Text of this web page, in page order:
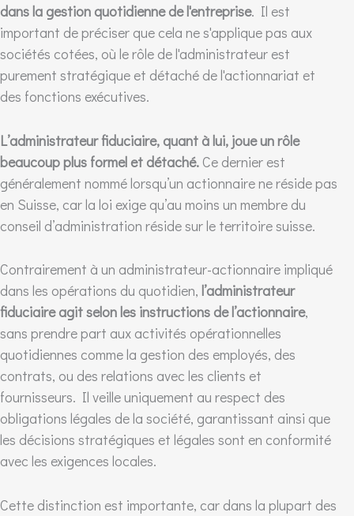
dans la gestion quotidienne de l'entreprise. Il est
important de préciser que cela ne s'applique pas aux
sociétés cotées, où le rôle de l'administrateur est
purement stratégique et détaché de l'actionnariat et
des fonctions exécutives.
L’administrateur fiduciaire, quant à lui, joue un rôle
beaucoup plus formel et détaché. Ce dernier est
généralement nommé lorsqu’un actionnaire ne réside pas
en Suisse, car la loi exige qu’au moins un membre du
conseil d’administration réside sur le territoire suisse.
Contrairement à un administrateur-actionnaire impliqué
dans les opérations du quotidien, l’administrateur
fiduciaire agit selon les instructions de l’actionnaire,
sans prendre part aux activités opérationnelles
quotidiennes comme la gestion des employés, des
contrats, ou des relations avec les clients et
fournisseurs. Il veille uniquement au respect des
obligations légales de la société, garantissant ainsi que
les décisions stratégiques et légales sont en conformité
avec les exigences locales.
Cette distinction est importante, car dans la plupart des